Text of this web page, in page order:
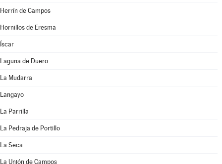
Herrín de Campos
Hornillos de Eresma
Íscar
Laguna de Duero
La Mudarra
Langayo
La Parrilla
La Pedraja de Portillo
La Seca
La Unión de Campos